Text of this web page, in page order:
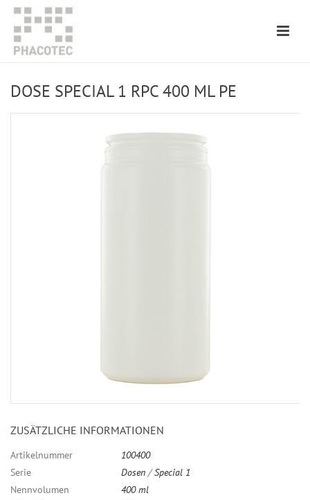
DOSE SPECIAL 1 RPC 400 ML PE
ZUSÄTZLICHE INFORMATIONEN
Artikelnummer
100400
Serie
Dosen /Special 1
Nennvolumen
400 ml